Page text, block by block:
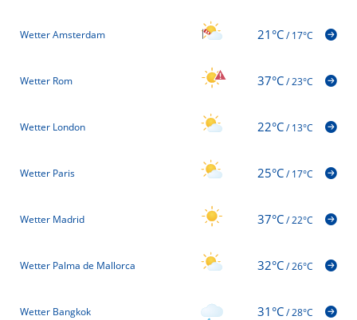
Wetter Amsterdam 21°C/17°C
Wetter Rom 37°C/23°C
Wetter London 22°C/13°C
Wetter Paris 25°C/17°C
Wetter Madrid 37°C/22°C
Wetter Palma de Mallorca 32°C/26°C
Wetter Bangkok 31°C/28°C